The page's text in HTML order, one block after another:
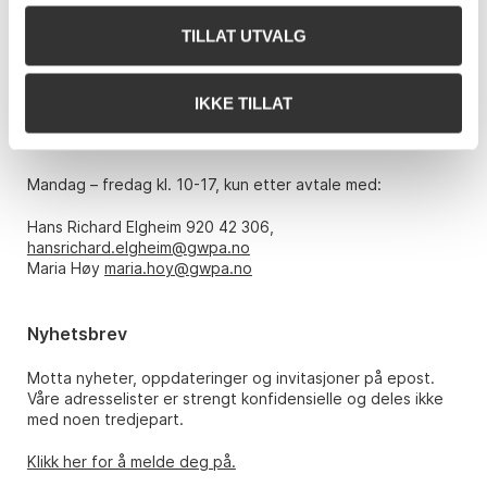
TILLAT UTVALG
IKKE TILLAT
0151 Oslo
E-post:post@gwpa.no
Åpningstider
Mandag – fredag kl. 10-17, kun etter avtale med:
Hans Richard Elgheim 920 42 306,
hansrichard.elgheim@gwpa.no
Maria Høy maria.hoy@gwpa.no
Nyhetsbrev
Motta nyheter, oppdateringer og invitasjoner på epost.
Våre adresselister er strengt konfidensielle og deles ikke
med noen tredjepart.
Klikk her for å melde deg på.